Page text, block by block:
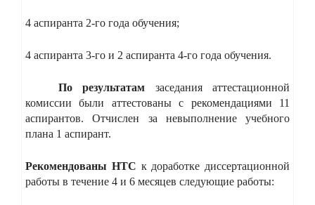
4 аспиранта 2-го года обучения;
4 аспиранта 3-го и 2 аспиранта 4-го года обучения.
По результатам заседания аттестационной
комиссии были аттестованы с рекомендациями 11
аспирантов. Отчислен за невыполнение учебного
плана 1 аспирант.
Рекомендованы НТС к доработке диссертационной
работы в течение 4 и 6 месяцев следующие работы: